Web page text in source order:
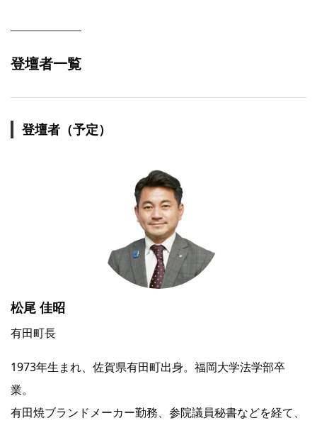
登壇者一覧
登壇者（予定）
松尾 佳昭
有田町長
1973年生まれ、佐賀県有田町出身。福岡大学法学部卒
業。
有田焼ブランドメーカー勤務、参院議員秘書などを経て、